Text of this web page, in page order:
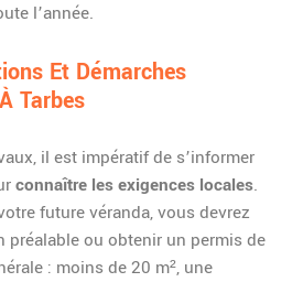
l’année.
Et Démarches
Tarbes
il est impératif de s’informer
connaître les exigences locales.
future véranda, vous devrez
préalable ou obtenir un permis de
: moins de 20 m², une